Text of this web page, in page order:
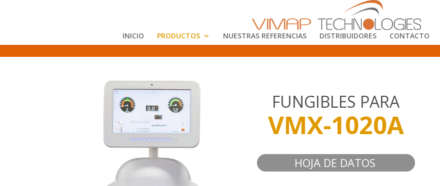
INICIO PRODUCTOS NUESTRAS REFERENCIAS DISTRIBUIDORES CONTACTO
FUNGIBLES PARA
VMX-1020A
HOJA DE DATOS